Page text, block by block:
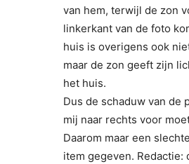
van hem, terwijl de zon
linkerkant van de foto
huis is overigens ook
maar de zon geeft zijn
het huis.
Dus de schaduw van de
mij naar rechts voor
Daarom maar een
item gegeven. Redactie: